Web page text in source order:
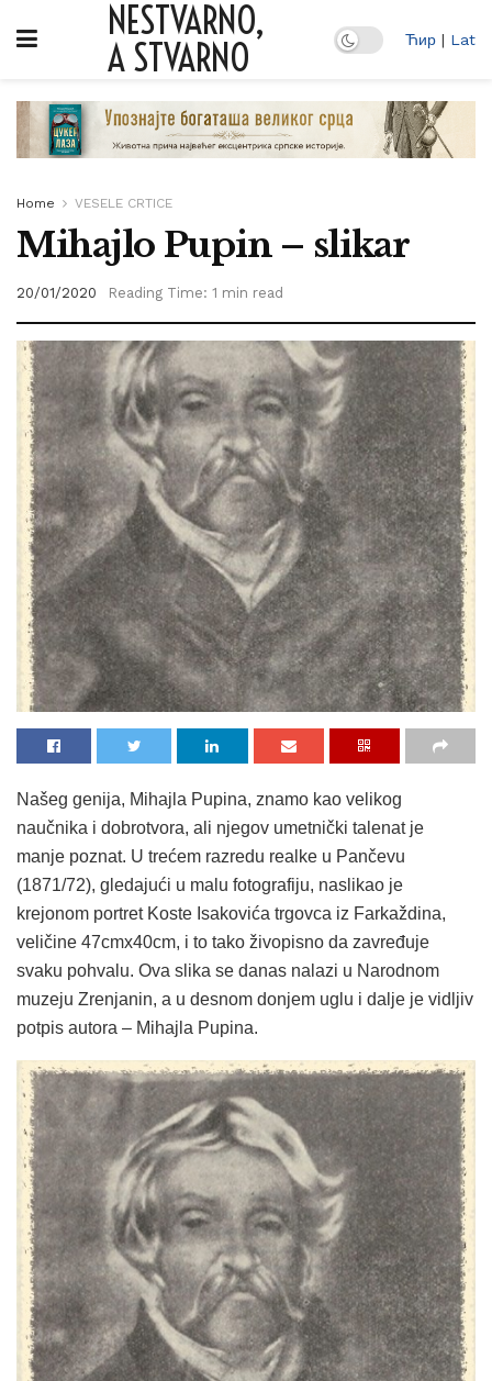
NESTVARNO,
A STVARNO Ћир | Lat
Home VESELE CRTICE
Mihajlo Pupin – slikar
20/01/2020 Reading Time: 1 min read
Našeg genija, Mihajla Pupina, znamo kao velikog
naučnika i dobrotvora, ali njegov umetnički talenat je
manje poznat. U trećem razredu realke u Pančevu
(1871/72), gledajući u malu fotografiju, naslikao je
krejonom portret Koste Isakovića trgovca iz Farkaždina,
veličine 47cmx40cm, i to tako živopisno da zavređuje
svaku pohvalu. Ova slika se danas nalazi u Narodnom
muzeju Zrenjanin, a u desnom donjem uglu i dalje je vidljiv
potpis autora – Mihajla Pupina.